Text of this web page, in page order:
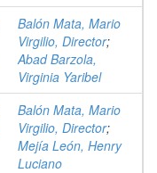
Balón Mata, Mario
Virgilio, Director;
Abad Barzola,
Virginia Yaribel
Balón Mata, Mario
Virgilio, Director;
Mejía León, Henry
Luciano